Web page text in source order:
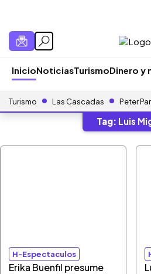
InicioNoticiasTurismoDinero y
Turismo Las Cascadas Peter
Tag: Luis
H-Espectaculos
Erika Buenfil presume